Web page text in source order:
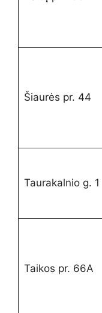
Šiaurės pr. 44
Taurakalnio g. 1
Taikos pr. 66A